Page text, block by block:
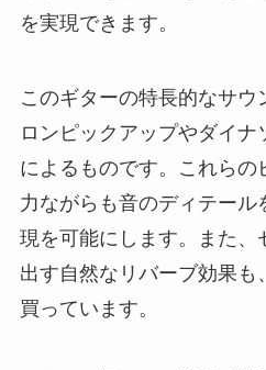
を実現できます。
このギターの特長的なサウ
ロンピックアップやダイ
によるものです。これらの
力ながらも音のディテール
現を可能にします。また、
出す自然なリバーブ効果も
買っています。